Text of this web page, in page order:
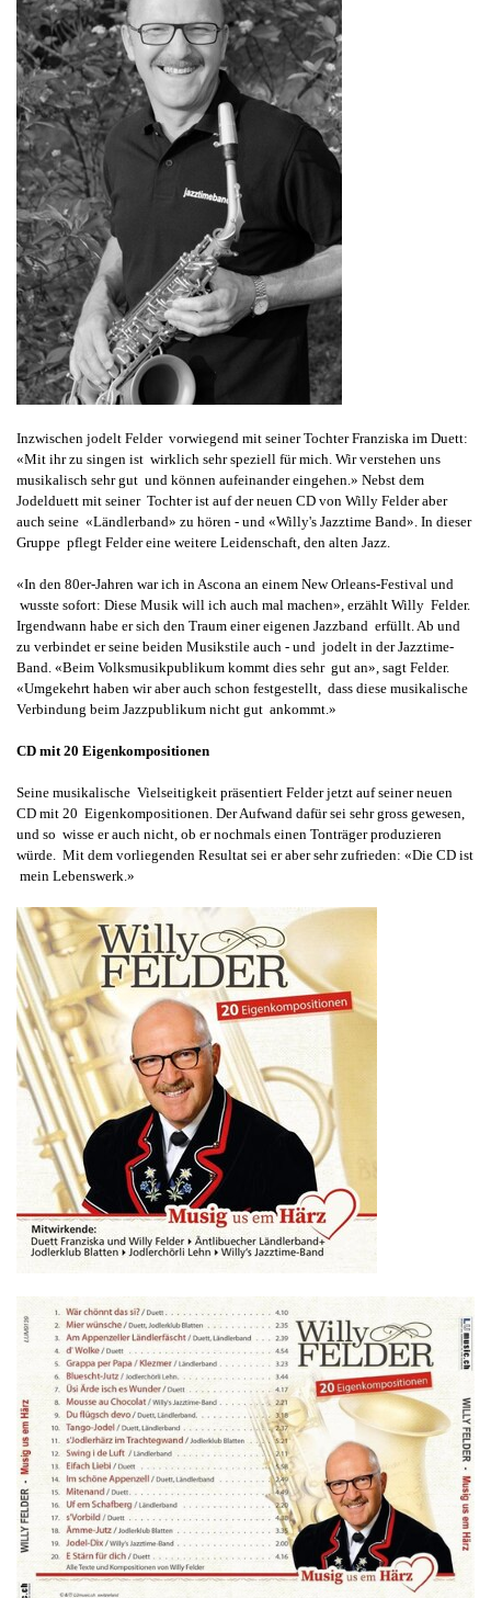
Inzwischen jodelt Felder vorwiegend mit seiner Tochter Franziska im Duett:
«Mit ihr zu singen ist wirklich sehr speziell für mich. Wir verstehen uns
musikalisch sehr gut und können aufeinander eingehen.» Nebst dem
Jodelduett mit seiner Tochter ist auf der neuen CD von Willy Felder aber
auch seine «Ländlerband» zu hören - und «Willy's Jazztime Band». In dieser
Gruppe pflegt Felder eine weitere Leidenschaft, den alten Jazz.
«In den 80er-Jahren war ich in Ascona an einem New Orleans-Festival und
wusste sofort: Diese Musik will ich auch mal machen», erzählt Willy Felder.
Irgendwann habe er sich den Traum einer eigenen Jazzband erfüllt. Ab und
zu verbindet er seine beiden Musikstile auch - und jodelt in der Jazztime-
Band. «Beim Volksmusikpublikum kommt dies sehr gut an», sagt Felder.
«Umgekehrt haben wir aber auch schon festgestellt, dass diese musikalische
Verbindung beim Jazzpublikum nicht gut ankommt.»
CD mit 20 Eigenkompositionen
Seine musikalische Vielseitigkeit präsentiert Felder jetzt auf seiner neuen
CD mit 20 Eigenkompositionen. Der Aufwand dafür sei sehr gross gewesen,
und so wisse er auch nicht, ob er nochmals einen Tonträger produzieren
würde. Mit dem vorliegenden Resultat sei er aber sehr zufrieden: «Die CD ist
mein Lebenswerk.»